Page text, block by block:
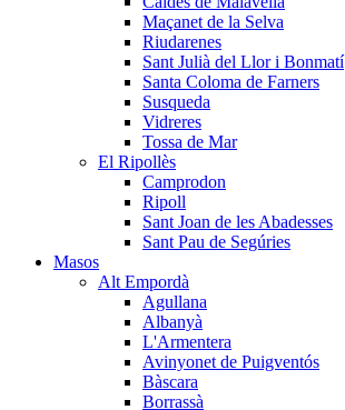
Maçanet de la Selva
Riudarenes
Sant Julià del Llor i Bonmatí
Santa Coloma de Farners
Susqueda
Vidreres
Tossa de Mar
El Ripollès
Camprodon
Ripoll
Sant Joan de les Abadesses
Sant Pau de Segúries
Masos
Alt Empordà
Agullana
Albanyà
L'Armentera
Avinyonet de Puigventós
Bàscara
Borrassà